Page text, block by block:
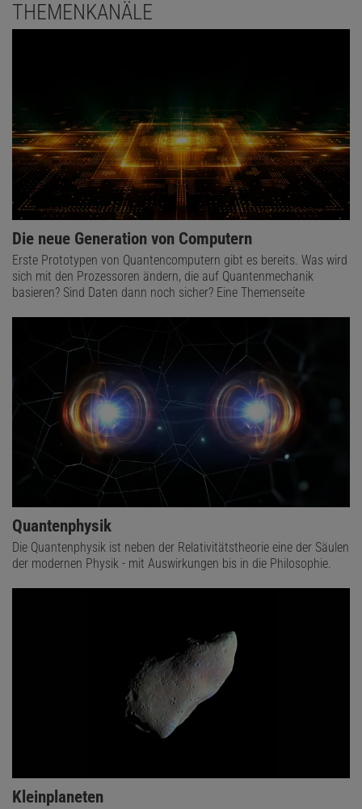
THEMENKANÄLE
Die neue Generation von Computern
Erste Prototypen von Quantencomputern gibt es bereits. Was wird
sich mit den Prozessoren ändern, die auf Quantenmechanik
basieren? Sind Daten dann noch sicher? Eine Themenseite
Quantenphysik
Die Quantenphysik ist neben der Relativitätstheorie eine der Säulen
der modernen Physik - mit Auswirkungen bis in die Philosophie.
Kleinplaneten